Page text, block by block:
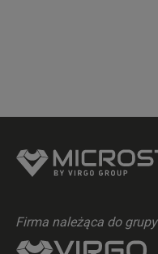
Firma należąca do grupy